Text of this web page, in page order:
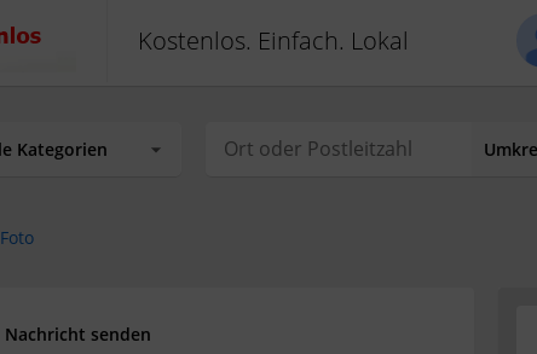
Kostenlos. Einfach. Lokal
Foto
Nachricht senden